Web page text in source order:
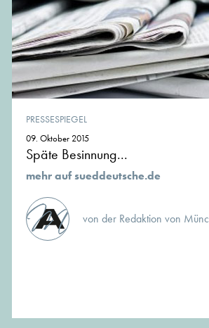
PRESSESPIEGEL
09. Oktober 2015
Späte Besinnung...
mehr auf sueddeutsche.de
von der Redaktion von